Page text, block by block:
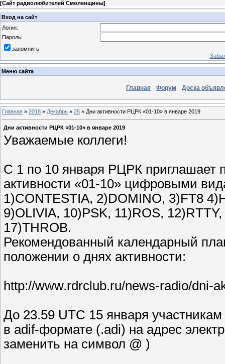
[Сайт радиолюбителей Смоленщины]
Вход на сайт
Логин:
Пароль:
запомнить
Меню сайта
Главная Форум Доска
Главная » 2018 » Декабрь » 25 » Дни активности РЦРК «01-10» в январе 2019
Дни активности РЦРК «01-10» в январе 2019
Уважаемые коллеги!
С 1 по 10 января РЦРК приглашает
активности «01-10» цифровыми
1)CONTESTIA, 2)DOMINO, 3)FT8
9)OLIVIA, 10)PSK, 11)ROS,
17)THROB.
Рекомендованный календарный
положении о днях активности:
http://www.rdrclub.ru/news-radio/dni-
До 23.59 UTC 15 января
в adif-формате (.adi) на адрес
заменить на символ @ )